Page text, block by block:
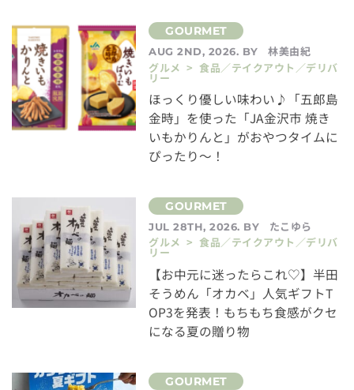
AUG 2ND, 2026. BY
林美由紀
グルメ > 食品／テイクアウト／デリバ
リー
ほっくり優しい味わい♪「五郎島
金時」を使った「JA金沢市 焼き
いもかりんと」がおやつタイムに
ぴったり～！
JUL 28TH, 2026. BY
たこゆら
グルメ > 食品／テイクアウト／デリバ
リー
【お中元に迷ったらこれ♡】半田
そうめん「オカベ」人気ギフトT
OP3を発表！もちもち食感がクセ
になる夏の贈り物